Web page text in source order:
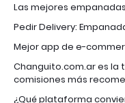
Las mejores
Pedir Delivery:
Mejor app de e-
Changuito.com.ar es la
comisiones más
¿Qué plataforma